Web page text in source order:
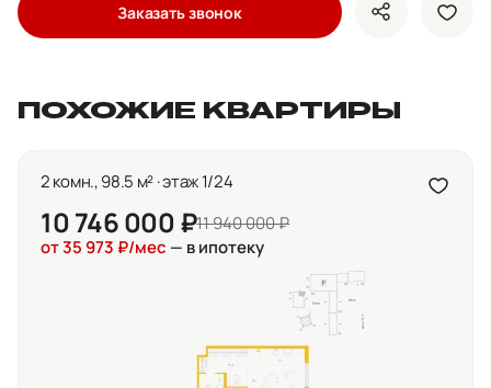
Заказать звонок показать
ПОХОЖИЕ КВАРТИРЫ
2 комн., 98.5 м² · этаж 1/24
10 746 000 ₽11 940 000 ₽
от 35 973 ₽/мес — в ипотеку